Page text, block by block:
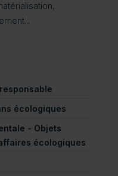
écologiques
- Objets
écologiques